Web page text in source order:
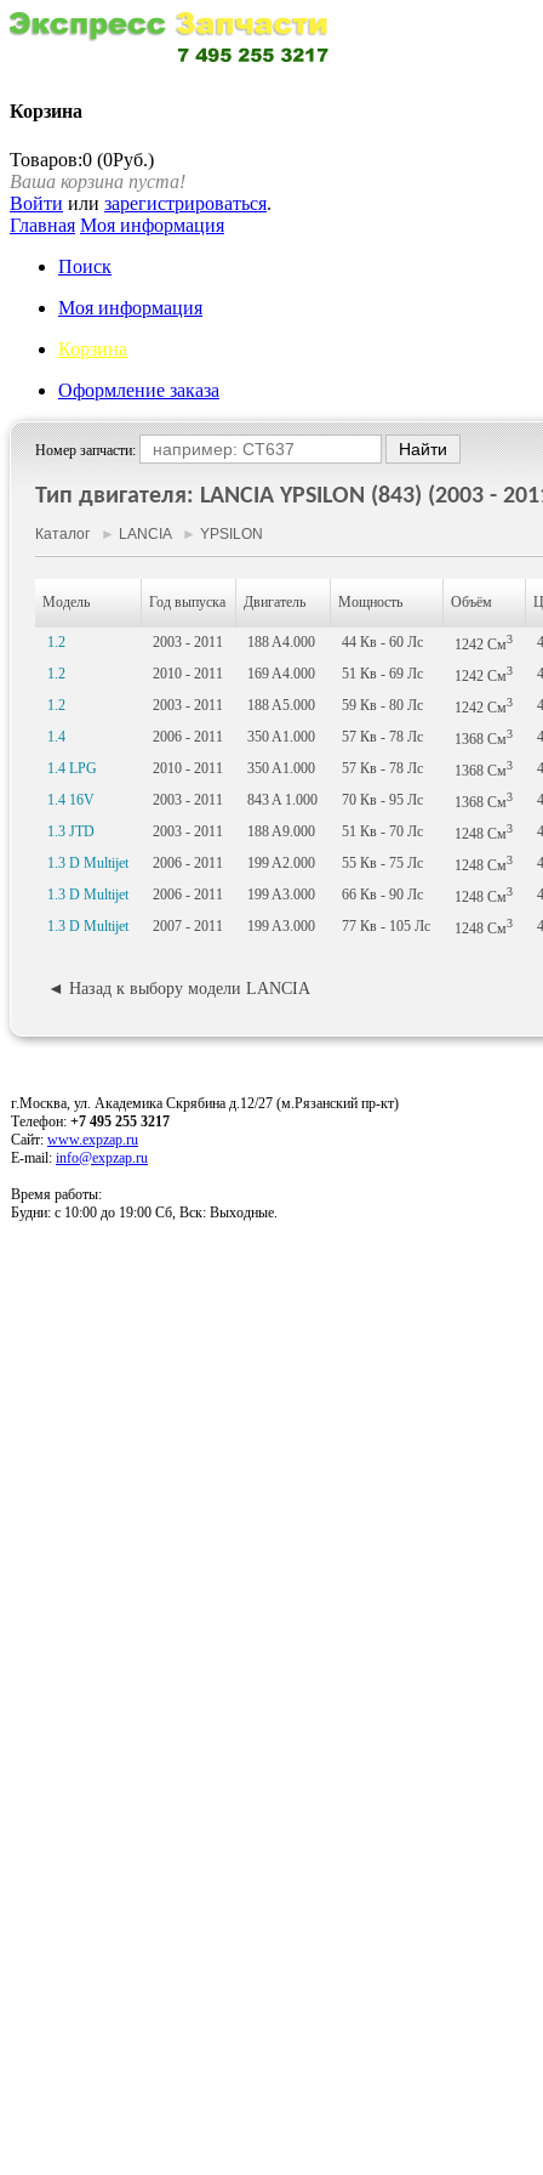
Корзина
Товаров:0 (0Руб.)
Ваша корзина пуста!
Войти или зарегистрироваться.
Главная Моя информация
Поиск
Моя информация
Корзина
Оформление заказа
Номер запчасти:
Тип двигателя: LANCIA YPSILON (843) (2003 -
Каталог ► LANCIA► YPSILON
Модель Год выпуска Двигатель Мощность Объём
1.2 2003 - 2011 188 A4.000 44 Кв - 60 Лс 1242 См3
4
1.2
2010 - 2011 169 A4.000 51 Кв - 69 Лс 1242 См3
4
1.2
2003 - 2011 188 A5.000 59 Кв - 80 Лс 1242 См3
4
1.4
2006 - 2011 350 A1.000 57 Кв - 78 Лс 1368 См3
4
1.4 LPG
2010 - 2011 350 A1.000 57 Кв - 78 Лс 1368 См3
4
1.4 16V
2003 - 2011 843 A 1.000 70 Кв - 95 Лс 1368 См3
4
1.3 JTD
2003 - 2011 188 A9.000 51 Кв - 70 Лс 1248 См3
4
1.3 D Multijet
2006 - 2011 199 A2.000 55 Кв - 75 Лс 1248 См3
4
1.3 D Multijet
2006 - 2011 199 A3.000 66 Кв - 90 Лс 1248 См3
4
1.3 D Multijet
2007 - 2011 199 A3.000 77 Кв - 105 Лс 1248 См3 4
◄ Назад к выбору модели LANCIA
г.Москва, ул. Академика Скрябина д.12/27 (м.Рязанский пр-кт)
Телефон: +7 495 255 3217
Сайт: www.expzap.ru
E-mail: info@expzap.ru
Время работы:
Будни: c 10:00 до 19:00 Сб, Вск: Выходные.